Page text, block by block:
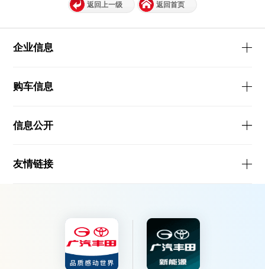
返回上一级 返回首页
企业信息
购车信息
信息公开
友情链接